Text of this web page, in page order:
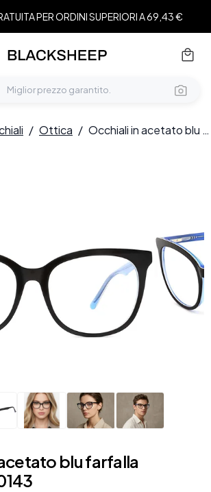
PER ORDINI SUPERIORI A 69,43 €
/ Ottica / Occhiali in acetato blu farfalla #BS2012-0143
blu farfalla